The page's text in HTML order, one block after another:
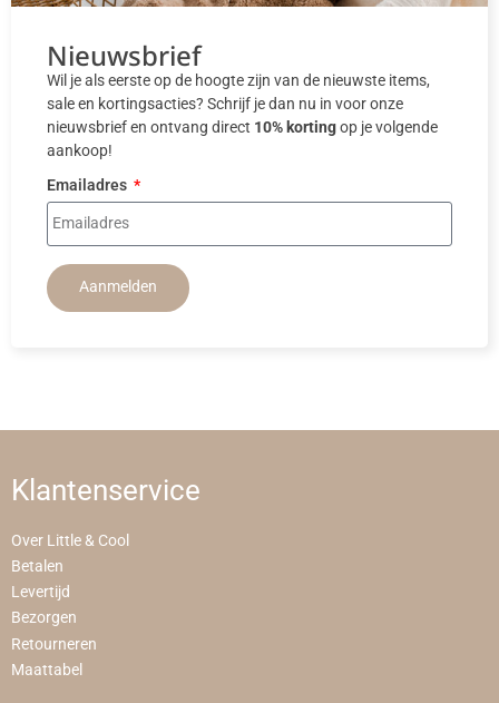
Nieuwsbrief
Wil je als eerste op de hoogte zijn van de nieuwste items,
sale en kortingsacties? Schrijf je dan nu in voor onze
nieuwsbrief en ontvang direct 10% kortingop je volgende
aankoop!
Emailadres
Aanmelden
Klantenservice
Over Little & Cool
Betalen
Levertijd
Bezorgen
Retourneren
Maattabel